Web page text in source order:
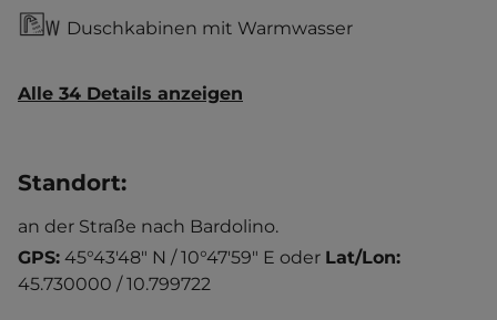
Duschkabinen mit Warmwasser
Alle 34 Details anzeigen
Standort:
an der Straße nach Bardolino.
GPS: 45°43'48" N / 10°47'59" E oder Lat/Lon:
45.730000 / 10.799722